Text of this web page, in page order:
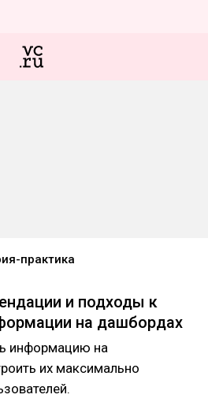
практика
и подходы к
на дашбордах
информацию на
их максимально